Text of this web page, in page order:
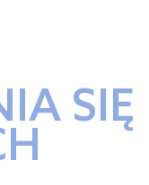
SIĘ